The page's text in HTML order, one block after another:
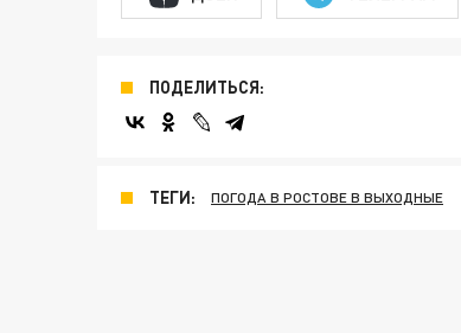
ПОДЕЛИТЬСЯ:
ТЕГИ: ПОГОДА В РОСТОВЕ В ВЫХОДНЫЕ